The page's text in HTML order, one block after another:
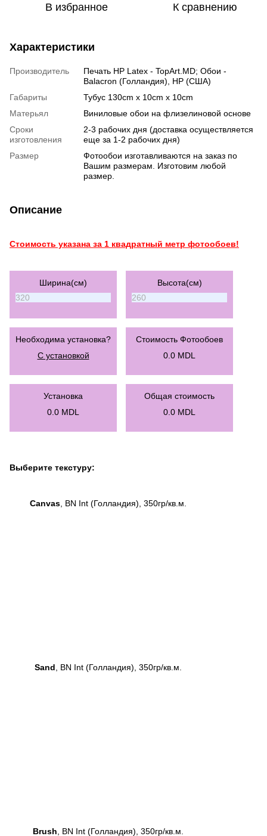
В избранное К сравнению
Характеристики
Производитель
Печать HP Latex - TopArt.MD; Обои -
Balacron (Голландия), HP (США)
Габариты
Тубус 130cm x 10cm x 10cm
Матерьял
Виниловые обои на флизелиновой основе
Сроки
изготовления
2-3 рабочих дня (доставка осуществляется
еще за 1-2 рабочих дня)
Размер
Фотообои изготавливаются на заказ по
Вашим размерам. Изготовим любой
размер.
Описание
Стоимость указана за 1 квадратный метр фотообоев!
Ширина(см) Высота(см)
Необходима установка?
С установкой
Стоимость Фотообоев
0.0 MDL
Установка
0.0 MDL
Общая стоимость
0.0 MDL
Выберите текстуру:
Canvas, BN Int (Голландия), 350гр/кв.м.
Sand , BN Int (Голландия), 350гр/кв.м.
Brush , BN Int (Голландия), 350гр/кв.м.